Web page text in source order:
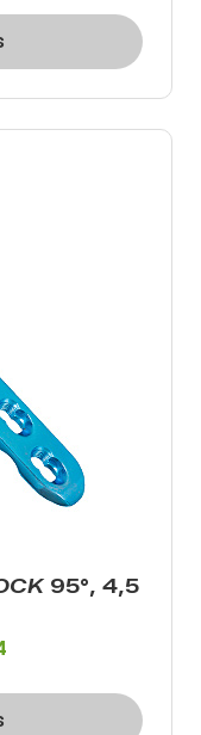
95°, 4,5